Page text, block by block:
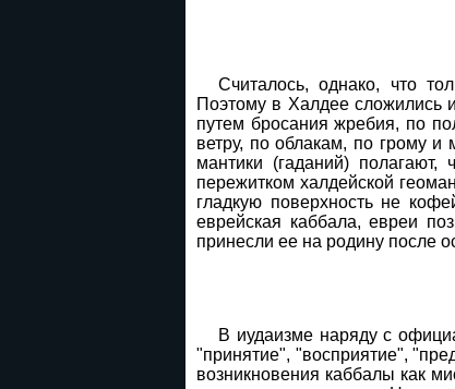
Считалось, однако, что
Поэтому в Халдее сложились
путем бросания жребия, по
ветру, по облакам, по грому
мантики (гаданий)
пережитком халдейской
гладкую поверхность не
еврейская каббала, евреи
принесли ее на родину после
В иудаизме наряду с
"принятие", "восприятие",
возникновения каббалы как